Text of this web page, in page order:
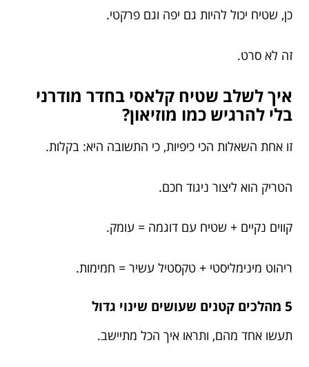
כן, שטיח יכול להיות גם יפה וגם פרקטי.
זה לא סרט.
איך לשלב שטיח קלאסי בחדר מודרני
בלי להרגיש כמו מוזיאון?
זו אחת השאלות הכי כיפיות, כי התשובה היא: בקלות.
הטריק הוא ליצור ניגוד חכם.
קווים נקיים + שטיח עם דוגמה = עומק.
ריהוט מינימליסטי + טקסטיל עשיר = חמימות.
5 מהלכים קטנים שעושים שינוי גדול
תעשו אחד מהם, ותראו איך הכל מתיישב.